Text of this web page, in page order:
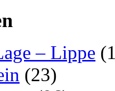
– Lippe
(23)